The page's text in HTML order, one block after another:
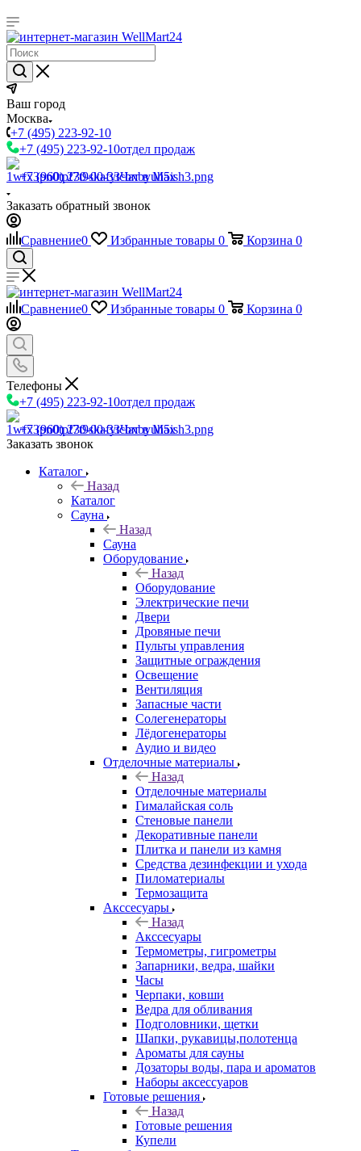
Ваш город
Москва
+7 (495) 223-92-10
+7 (495) 223-92-10отдел продаж
+7 (960) 230-00-33Чат в Max
Заказать обратный звонок
Сравнение0 Избранные товары 0 Корзина 0
Сравнение0 Избранные товары 0 Корзина 0
Телефоны
+7 (495) 223-92-10отдел продаж
+7 (960) 230-00-33Чат в Max
Заказать звонок
Каталог
Назад
Каталог
Сауна
Назад
Сауна
Оборудование
Назад
Оборудование
Электрические печи
Двери
Дровяные печи
Пульты управления
Защитные ограждения
Освещение
Вентиляция
Запасные части
Солегенераторы
Лёдогенераторы
Аудио и видео
Отделочные материалы
Назад
Отделочные материалы
Гималайская соль
Стеновые панели
Декоративные панели
Плитка и панели из камня
Средства дезинфекции и ухода
Пиломатериалы
Термозащита
Аксcесуары
Назад
Аксcесуары
Термометры, гигрометры
Запарники, ведра, шайки
Часы
Черпаки, ковши
Ведра для обливания
Подголовники, щетки
Шапки, рукавицы,полотенца
Ароматы для сауны
Дозаторы воды, пара и ароматов
Наборы аксессуаров
Готовые решения
Назад
Готовые решения
Купели